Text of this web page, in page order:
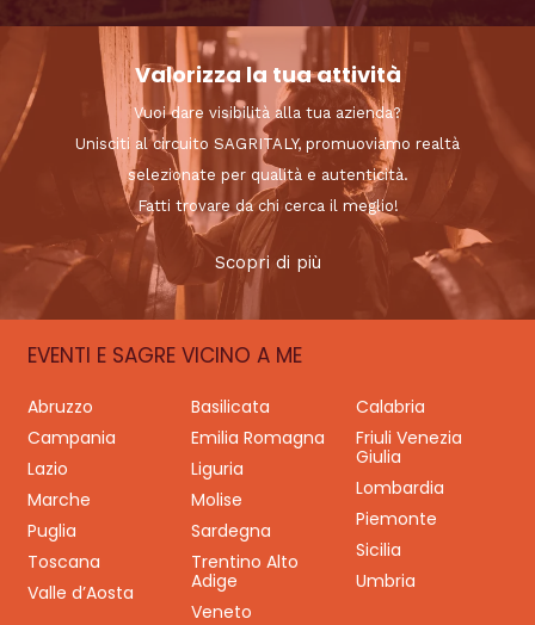
Valorizza la tua attività
Vuoi dare visibilità alla tua azienda?
Unisciti al circuito SAGRITALY, promuoviamo realtà
selezionate per qualità e autenticità.
Fatti trovare da chi cerca il meglio!
Scopri di più
EVENTI E SAGRE VICINO A ME
Abruzzo Basilicata
Calabria
Campania
Emilia Romagna
Friuli Venezia
Giulia
Lazio
Liguria
Lombardia
Marche
Molise
Piemonte
Puglia
Sardegna
Sicilia
Toscana
Trentino Alto
Adige
Umbria
Valle d’Aosta
Veneto